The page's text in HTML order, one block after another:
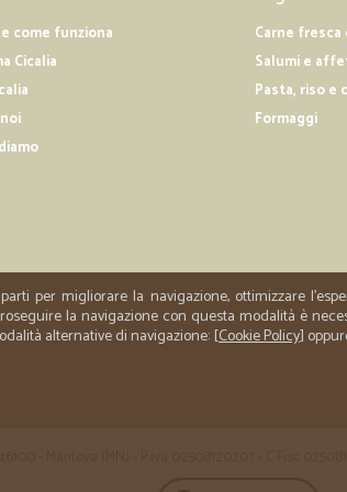
Ho
Ho trovato
come funziona
Cicalia
Carne
Salumi e
Pasta, riso e
Formaggi
per migliorare la navigazione, ottimizzare
la navigazione con questa modalità è
alternative di navigazione: [Cookie Policy]